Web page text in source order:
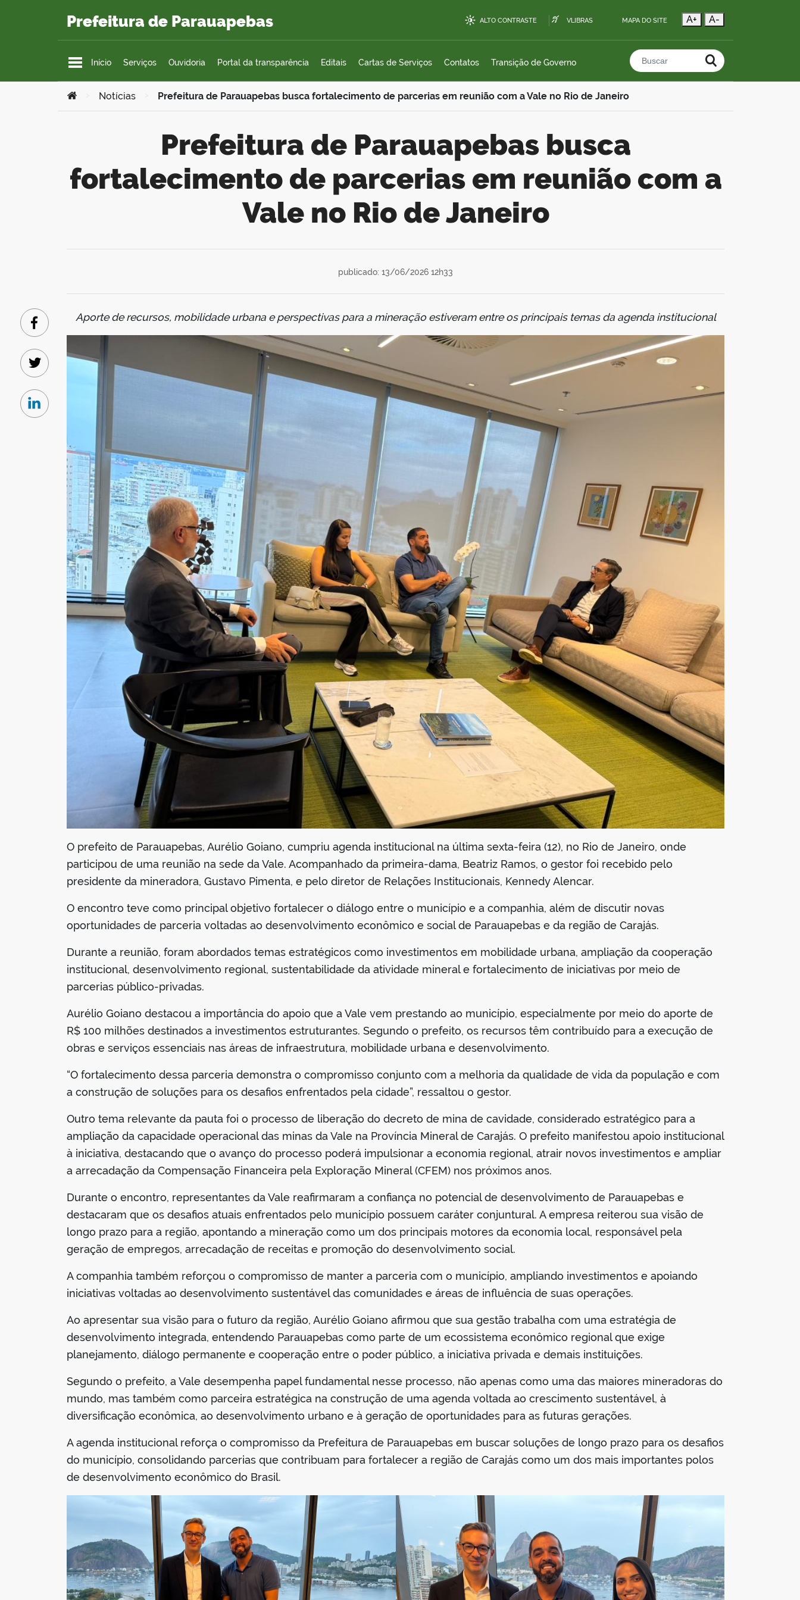
Prefeitura de Parauapebas ALTO CONTRASTE VLIBRAS MAPA DO SITE A+ A-
Início Serviços Ouvidoria Portal da transparência Editais Cartas de Serviços Contatos Transição de Governo Buscar no portal
Você está aqui:
Notícias Prefeitura de Parauapebas busca fortalecimento de parcerias em reunião com a Vale no Rio de Janeiro
Prefeitura de Parauapebas busca
fortalecimento de parcerias em reunião com a
Vale no Rio de Janeiro
publicado: 13/06/2026 12h33
Aporte de recursos, mobilidade urbana e perspectivas para a mineração estiveram entre os principais temas da agenda institucional
O prefeito de Parauapebas, Aurélio Goiano, cumpriu agenda institucional na última sexta-feira (12), no Rio de Janeiro, onde
participou de uma reunião na sede da Vale. Acompanhado da primeira-dama, Beatriz Ramos, o gestor foi recebido pelo
presidente da mineradora, Gustavo Pimenta, e pelo diretor de Relações Institucionais, Kennedy Alencar.
O encontro teve como principal objetivo fortalecer o diálogo entre o município e a companhia, além de discutir novas
oportunidades de parceria voltadas ao desenvolvimento econômico e social de Parauapebas e da região de Carajás.
Durante a reunião, foram abordados temas estratégicos como investimentos em mobilidade urbana, ampliação da cooperação
institucional, desenvolvimento regional, sustentabilidade da atividade mineral e fortalecimento de iniciativas por meio de
parcerias público-privadas.
Aurélio Goiano destacou a importância do apoio que a Vale vem prestando ao município, especialmente por meio do aporte de
R$ 100 milhões destinados a investimentos estruturantes. Segundo o prefeito, os recursos têm contribuído para a execução de
obras e serviços essenciais nas áreas de infraestrutura, mobilidade urbana e desenvolvimento.
“O fortalecimento dessa parceria demonstra o compromisso conjunto com a melhoria da qualidade de vida da população e com
a construção de soluções para os desafios enfrentados pela cidade”, ressaltou o gestor.
Outro tema relevante da pauta foi o processo de liberação do decreto de mina de cavidade, considerado estratégico para a
ampliação da capacidade operacional das minas da Vale na Província Mineral de Carajás. O prefeito manifestou apoio institucional
à iniciativa, destacando que o avanço do processo poderá impulsionar a economia regional, atrair novos investimentos e ampliar
a arrecadação da Compensação Financeira pela Exploração Mineral (CFEM) nos próximos anos.
Durante o encontro, representantes da Vale reafirmaram a confiança no potencial de desenvolvimento de Parauapebas e
destacaram que os desafios atuais enfrentados pelo município possuem caráter conjuntural. A empresa reiterou sua visão de
longo prazo para a região, apontando a mineração como um dos principais motores da economia local, responsável pela
geração de empregos, arrecadação de receitas e promoção do desenvolvimento social.
A companhia também reforçou o compromisso de manter a parceria com o município, ampliando investimentos e apoiando
iniciativas voltadas ao desenvolvimento sustentável das comunidades e áreas de influência de suas operações.
Ao apresentar sua visão para o futuro da região, Aurélio Goiano afirmou que sua gestão trabalha com uma estratégia de
desenvolvimento integrada, entendendo Parauapebas como parte de um ecossistema econômico regional que exige
planejamento, diálogo permanente e cooperação entre o poder público, a iniciativa privada e demais instituições.
Segundo o prefeito, a Vale desempenha papel fundamental nesse processo, não apenas como uma das maiores mineradoras do
mundo, mas também como parceira estratégica na construção de uma agenda voltada ao crescimento sustentável, à
diversificação econômica, ao desenvolvimento urbano e à geração de oportunidades para as futuras gerações.
A agenda institucional reforça o compromisso da Prefeitura de Parauapebas em buscar soluções de longo prazo para os desafios
do município, consolidando parcerias que contribuam para fortalecer a região de Carajás como um dos mais importantes polos
de desenvolvimento econômico do Brasil.
Facebook
Twitter
Linkedin